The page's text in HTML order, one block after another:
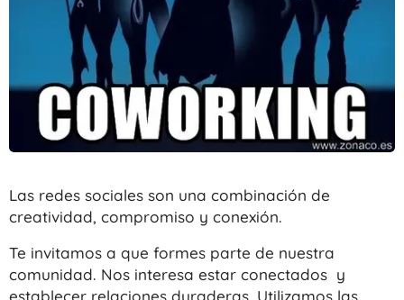
Las redes sociales son una combinación de
creatividad, compromiso y conexión.
Te invitamos a que formes parte de nuestra
comunidad. Nos interesa estar conectados y
establecer relaciones duraderas. Utilizamos las